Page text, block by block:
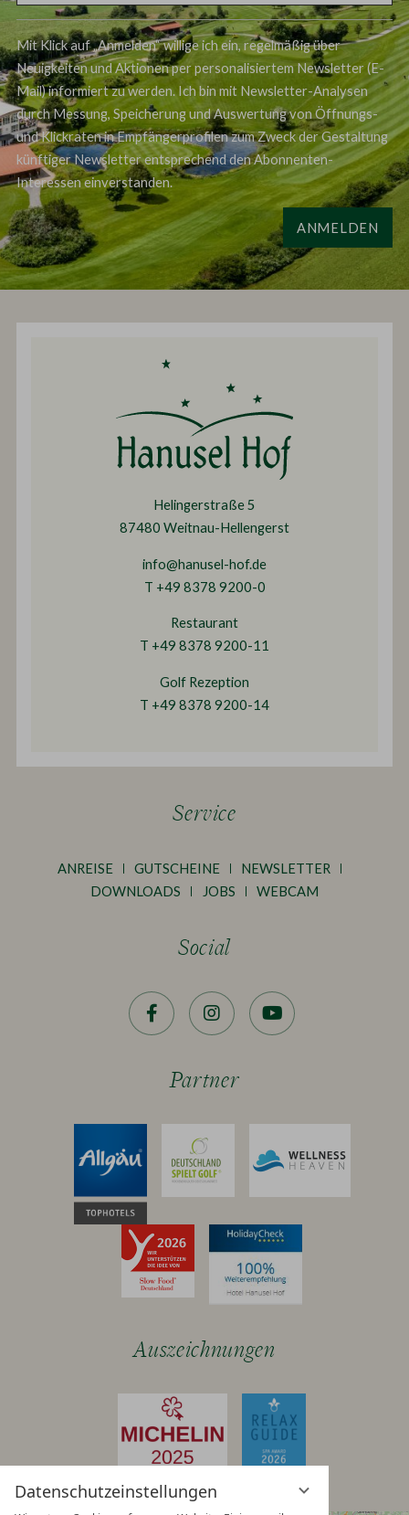
Datenschutzeinstellungen
Mit Klick auf „Anmelden“ willige ich ein, regelmäßig über
Neuigkeiten und Aktionen per personalisiertem Newsletter (E-
Mail) informiert zu werden. Ich bin mit Newsletter-Analysen
durch Messung, Speicherung und Auswertung von Öffnungs-
und Klickraten in Empfängerprofilen zum Zweck der Gestaltung
künftiger Newsletter entsprechend den Abonnenten-
Interessen einverstanden.
ANMELDEN
Helingerstraße 5
87480 Weitnau-Hellengerst
info@hanusel-hof.de
T +49 8378 9200-0
Restaurant
T +49 8378 9200-11
Golf Rezeption
T +49 8378 9200-14
Service
ANREISE GUTSCHEINE
NEWSLETTER
DOWNLOADS
JOBS WEBCAM
Social
Facebook Instagram
Partner
Auszeichnungen